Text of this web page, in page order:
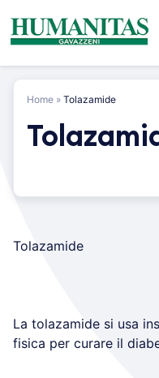
content
Home » Tolazamide
Tolazamide
La tolazamide si usa
fisica per curare il